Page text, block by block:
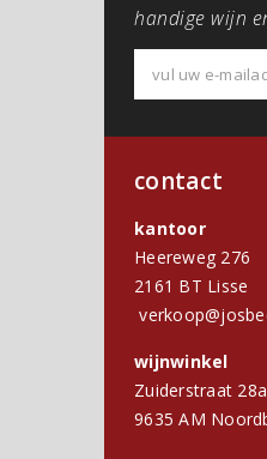
handige wijn
contact
kantoor
Heereweg 276
2161 BT Lisse
wijnwinkel
Zuiderstraat 28a
9635 AM